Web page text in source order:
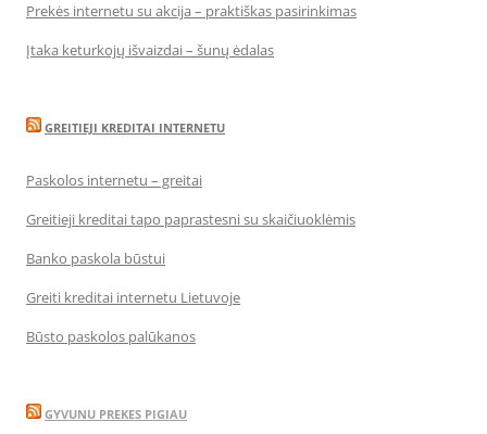
Prekės internetu su akcija – praktiškas pasirinkimas
Įtaka keturkojų išvaizdai – šunų ėdalas
GREITIEJI KREDITAI INTERNETU
Paskolos internetu – greitai
Greitieji kreditai tapo paprastesni su skaičiuoklėmis
Banko paskola būstui
Greiti kreditai internetu Lietuvoje
Būsto paskolos palūkanos
GYVUNU PREKES PIGIAU